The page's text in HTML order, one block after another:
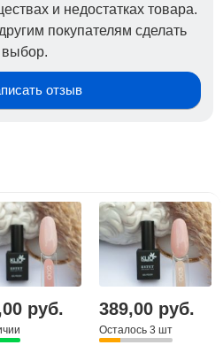
и недостатках товара.
покупателям сделать
выбор.
отзыв
руб. 389,00 руб.
Осталось 3 шт